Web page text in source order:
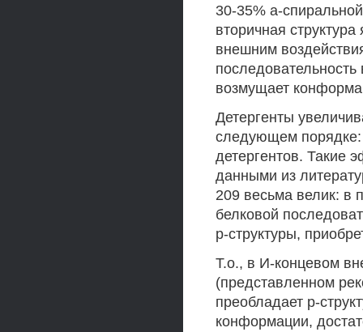
30-35% a-
вторичная
внешним
возмущает
Детергенты
следующем
детергентов. Такие
данными из
209 весьма велик: в
белковой
р-структуры,
Т.о., в И-концевом
(представленном
преобладает р-
конформации,